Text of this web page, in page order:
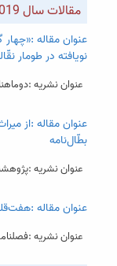
مقالات سال 2019
عنوان مقاله
نویافته در طومار
عنوان نشریه
عنوان مقاله :از
بطّال‌نامه
عنوان نشریه
عنوان مقاله
عنوان نشریه